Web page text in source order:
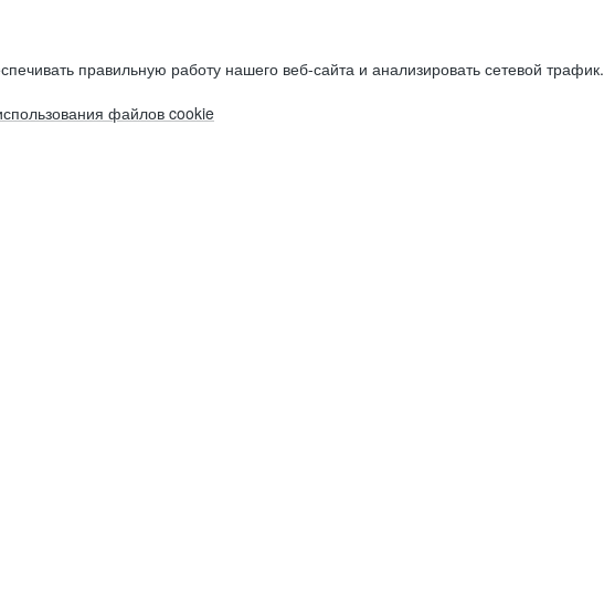
правильную работу нашего веб-сайта и анализировать сетевой трафик.
файлов cookie